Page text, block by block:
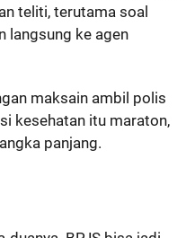
teliti, terutama soal
langsung ke agen
maksain ambil polis
kesehatan itu maraton,
panjang.